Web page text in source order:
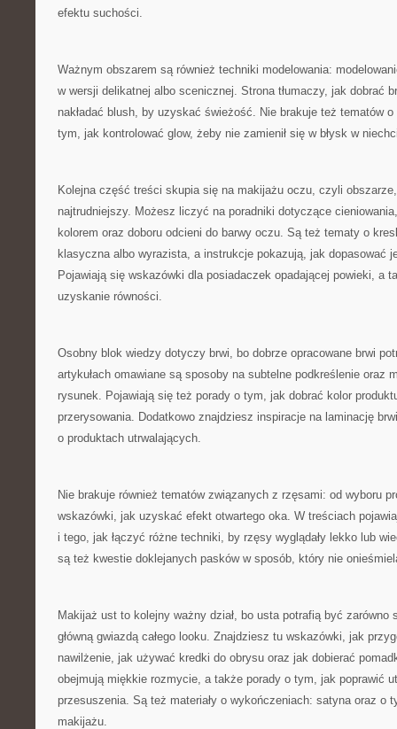
efektu suchości.
Ważnym obszarem są również techniki modelowania:
w wersji delikatnej albo scenicznej. Strona tłumaczy, jak dobrać
nakładać blush, by uzyskać świeżość. Nie brakuje też tematów
tym, jak kontrolować glow, żeby nie zamienił się w błysk w
Kolejna część treści skupia się na makijażu oczu, czyli
najtrudniejszy. Możesz liczyć na poradniki dotyczące
kolorem oraz doboru odcieni do barwy oczu. Są też tematy o
klasyczna albo wyrazista, a instrukcje pokazują, jak dopasować
Pojawiają się wskazówki dla posiadaczek opadającej powieki, a
uzyskanie równości.
Osobny blok wiedzy dotyczy brwi, bo dobrze opracowane brwi
artykułach omawiane są sposoby na subtelne podkreślenie oraz
rysunek. Pojawiają się też porady o tym, jak dobrać kolor
przerysowania. Dodatkowo znajdziesz inspiracje na laminację
o produktach utrwalających.
Nie brakuje również tematów związanych z rzęsami: od wyboru
wskazówki, jak uzyskać efekt otwartego oka. W treściach
i tego, jak łączyć różne techniki, by rzęsy wyglądały lekko lub
są też kwestie doklejanych pasków w sposób, który nie
Makijaż ust to kolejny ważny dział, bo usta potrafią być zarówno
główną gwiazdą całego looku. Znajdziesz tu wskazówki, jak
nawilżenie, jak używać kredki do obrysu oraz jak dobierać
obejmują miękkie rozmycie, a także porady o tym, jak poprawić
przesuszenia. Są też materiały o wykończeniach: satyna oraz o
makijażu.